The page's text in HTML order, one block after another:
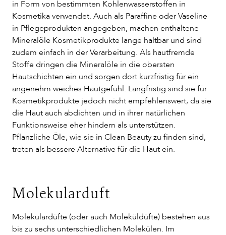
in Form von bestimmten Kohlenwasserstoffen in
Kosmetika verwendet. Auch als Paraffine oder Vaseline
in Pflegeprodukten angegeben, machen enthaltene
Mineralöle Kosmetikprodukte lange haltbar und sind
zudem einfach in der Verarbeitung. Als hautfremde
Stoffe dringen die Mineralöle in die obersten
Hautschichten ein und sorgen dort kurzfristig für ein
angenehm weiches Hautgefühl. Langfristig sind sie für
Kosmetikprodukte jedoch nicht empfehlenswert, da sie
die Haut auch abdichten und in ihrer natürlichen
Funktionsweise eher hindern als unterstützen.
Pflanzliche Öle, wie sie in Clean Beauty zu finden sind,
treten als bessere Alternative für die Haut ein.
Molekularduft
Molekulardüfte (oder auch Moleküldüfte) bestehen aus
bis zu sechs unterschiedlichen Molekülen. Im